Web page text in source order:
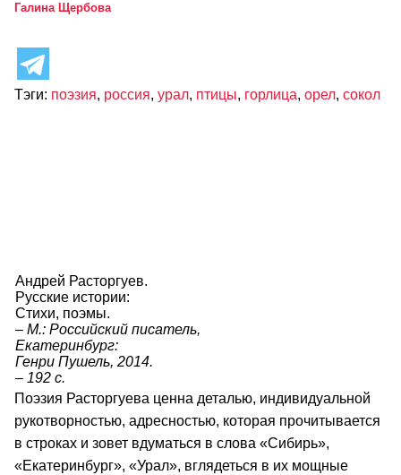
Галина Щербова
Тэги: поэзия, россия, урал, птицы, горлица, орел, сокол
Андрей Расторгуев.
Русские истории:
Стихи, поэмы.
– М.: Российский писатель,
Екатеринбург:
Генри Пушель, 2014.
– 192 с.
Поэзия Расторгуева ценна деталью, индивидуальной
рукотворностью, адресностью, которая прочитывается
в строках и зовет вдуматься в слова «Сибирь»,
«Екатеринбург», «Урал», вглядеться в их мощные